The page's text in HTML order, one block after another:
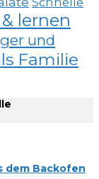
lernen
und
Familie
dem Backofen